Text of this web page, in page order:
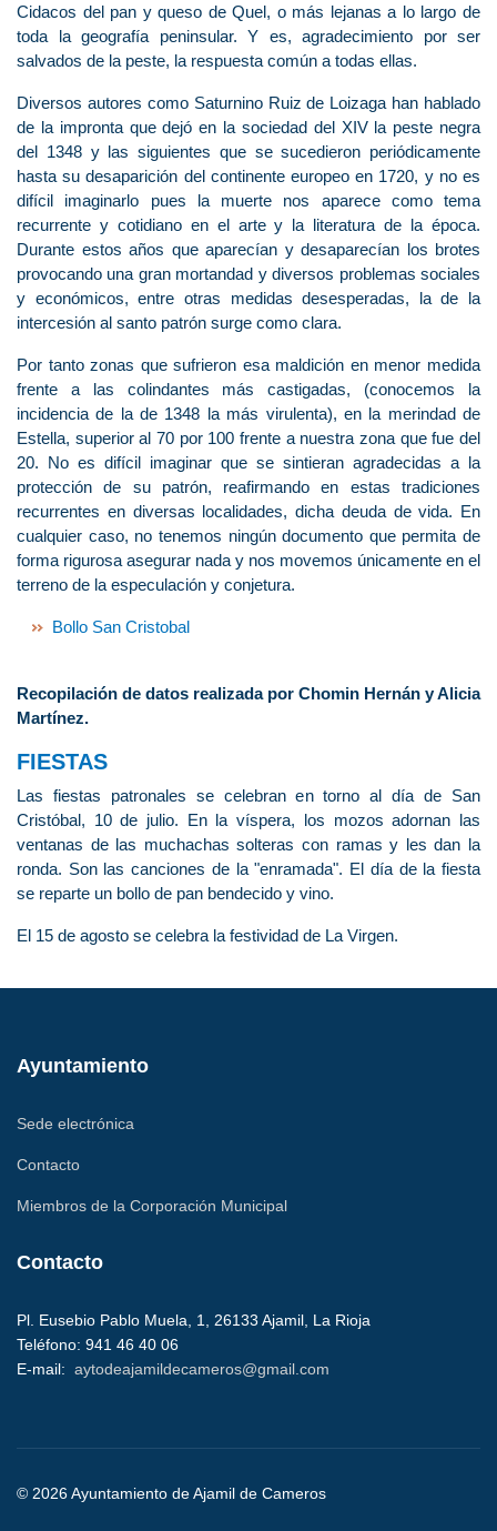
Cidacos del pan y queso de Quel, o más lejanas a lo largo de
toda la geografía peninsular. Y es, agradecimiento por ser
salvados de la peste, la respuesta común a todas ellas.
Diversos autores como Saturnino Ruiz de Loizaga han hablado
de la impronta que dejó en la sociedad del XIV la peste negra
del 1348 y las siguientes que se sucedieron periódicamente
hasta su desaparición del continente europeo en 1720, y no es
difícil imaginarlo pues la muerte nos aparece como tema
recurrente y cotidiano en el arte y la literatura de la época.
Durante estos años que aparecían y desaparecían los brotes
provocando una gran mortandad y diversos problemas sociales
y económicos, entre otras medidas desesperadas, la de la
intercesión al santo patrón surge como clara.
Por tanto zonas que sufrieron esa maldición en menor medida
frente a las colindantes más castigadas, (conocemos la
incidencia de la de 1348 la más virulenta), en la merindad de
Estella, superior al 70 por 100 frente a nuestra zona que fue del
20. No es difícil imaginar que se sintieran agradecidas a la
protección de su patrón, reafirmando en estas tradiciones
recurrentes en diversas localidades, dicha deuda de vida. En
cualquier caso, no tenemos ningún documento que permita de
forma rigurosa asegurar nada y nos movemos únicamente en el
terreno de la especulación y conjetura.
Bollo San Cristobal
Recopilación de datos realizada por Chomin Hernán y Alicia
Martínez.
FIESTAS
Las fiestas patronales se celebran en torno al día de San
Cristóbal, 10 de julio. En la víspera, los mozos adornan las
ventanas de las muchachas solteras con ramas y les dan la
ronda. Son las canciones de la "enramada". El día de la fiesta
se reparte un bollo de pan bendecido y vino.
El 15 de agosto se celebra la festividad de La Virgen.
Ayuntamiento
Sede electrónica
Contacto
Miembros de la Corporación Municipal
Contacto
Pl. Eusebio Pablo Muela, 1, 26133 Ajamil, La Rioja
Teléfono: 941 46 40 06
E-mail: aytodeajamildecameros@gmail.com
© 2026 Ayuntamiento de Ajamil de Cameros